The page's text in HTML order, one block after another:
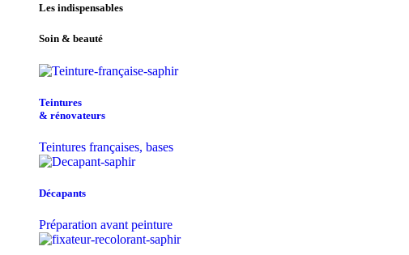
Les indispensables
Soin & beauté
Teintu​res
& r​é​novateurs
Teintures françaises, bases
Décapants
Préparation avant peinture